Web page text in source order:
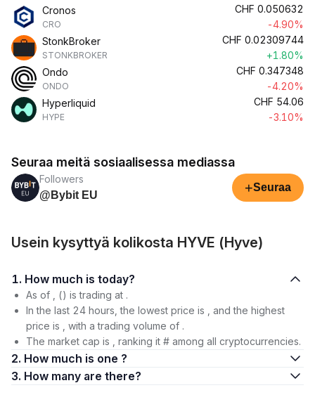
Cronos
CRO
CHF 0.050632
-4.90%
StonkBroker
STONKBROKER
CHF 0.02309744
+1.80%
Ondo
ONDO
CHF 0.347348
-4.20%
Hyperliquid
HYPE
CHF 54.06
-3.10%
Seuraa meitä sosiaalisessa mediassa
Followers
@Bybit EU
+Seuraa
Usein kysyttyä kolikosta HYVE (Hyve)
1. How much is today?
As of , () is trading at .
In the last 24 hours, the lowest price is , and the highest
price is , with a trading volume of .
The market cap is , ranking it # among all cryptocurrencies.
2. How much is one ?
3. How many are there?